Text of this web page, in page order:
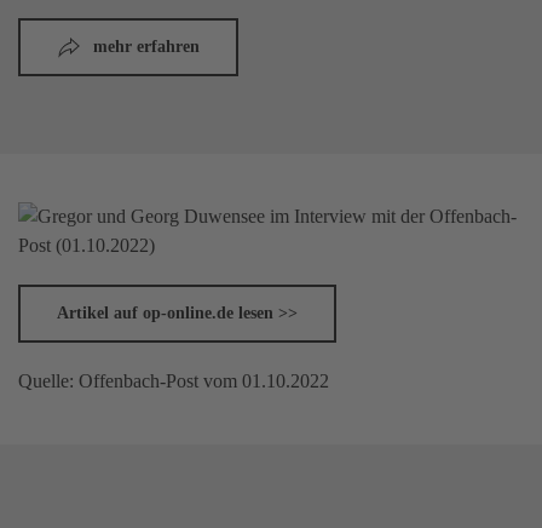
mehr erfahren
Artikel auf op-online.de lesen >>
Quelle: Offenbach-Post vom 01.10.2022